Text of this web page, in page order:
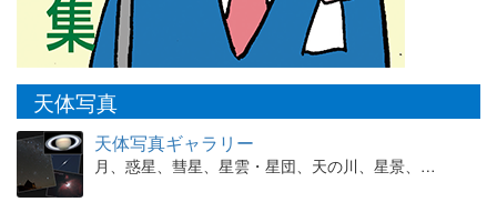
天体写真
天体写真ギャラリー
月、惑星、彗星、星雲・星団、天の川、星景、…